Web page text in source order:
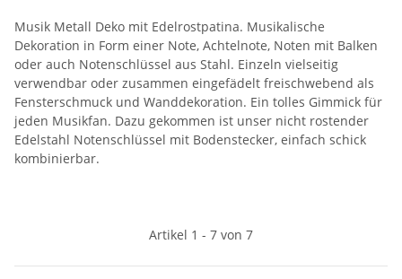
Musik Metall Deko mit Edelrostpatina. Musikalische
Dekoration in Form einer Note, Achtelnote, Noten mit Balken
oder auch Notenschlüssel aus Stahl. Einzeln vielseitig
verwendbar oder zusammen eingefädelt freischwebend als
Fensterschmuck und Wanddekoration. Ein tolles Gimmick für
jeden Musikfan. Dazu gekommen ist unser nicht rostender
Edelstahl Notenschlüssel mit Bodenstecker, einfach schick
kombinierbar.
Artikel 1 - 7 von 7